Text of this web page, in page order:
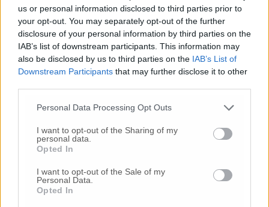
us or personal information disclosed to third parties prior to
your opt-out. You may separately opt-out of the further
disclosure of your personal information by third parties on the
IAB’s list of downstream participants. This information may
also be disclosed by us to third parties on the IAB’s List of
Downstream Participants that may further disclose it to other
Personal Data Processing Opt Outs
I want to opt-out of the Sharing of my
personal data.
Opted In
I want to opt-out of the Sale of my
Personal Data.
Opted In
quando avrete dimostrato il mio/nostro
stesso coraggio nel metterci la faccia, nel dare
battaglia; nel portare avanti la nostra partita
con dignità nonostante le difficoltà. Io sono
estremamente orgogliosa di me e dei miei
ragazzi. Ora ci aspetta un’altra sfida: quella di
crescere ancora, facendo un’opposizione dura
ma seria e costruttiva. Anche qui, non ci
© RIPRODUZIONE RISERVATA